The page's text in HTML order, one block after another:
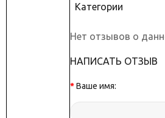
Категории
Нет отзывов о
НАПИСАТЬ ОТЗЫВ
Ваше имя: